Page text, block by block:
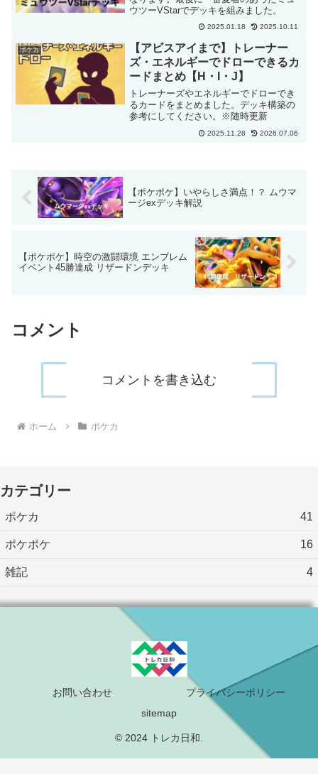
ウツーVStarでデッキを組みました。
2025.01.18 2025.10.11
ポケカ
【アビスアイまで】トレーナー
ズ・エネルギーでドローできるカ
ードまとめ【H・I・J】
トレーナーズやエネルギーでドローでき
るカードをまとめました。デッキ構築の
参考にしてください。※随時更新
2025.11.28 2026.07.06
【ポケポケ】いやらしさ満点！？ ムウマ
ージexデッキ解説
【ポケポケ】時空の激闘環境 エンブレム
イベント45勝達成 リザードンデッキ
コメント
コメントを書き込む
ホーム ポケカ
カテゴリー
ポケカ 41
ポケポケ 16
雑記 4
お問い合わせ
プライバシーポリシー
sitemap
© 2024 トレカ日和.